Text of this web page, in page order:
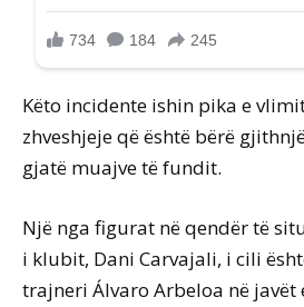
Këto incidente ishin pika e
zhveshjeje që është bërë
gjatë muajve të fundit.
Një nga figurat në qendër të
i klubit, Dani Carvajali, i cili
trajneri Álvaro Arbeloa në javët